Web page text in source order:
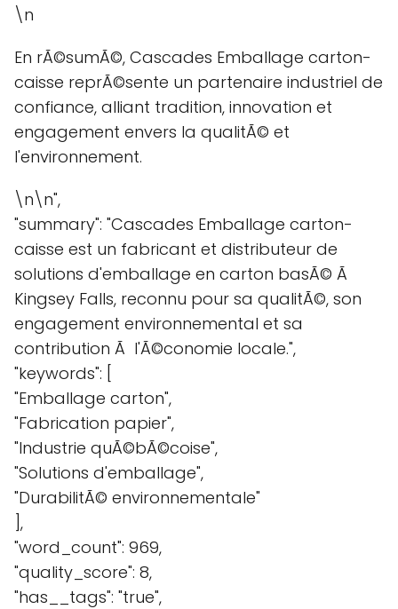
\n
En rÃ©sumÃ©, Cascades Emballage carton-
caisse reprÃ©sente un partenaire industriel de
confiance, alliant tradition, innovation et
engagement envers la qualitÃ© et
l'environnement.
\n\n",
"summary": "Cascades Emballage carton-
caisse est un fabricant et distributeur de
solutions d'emballage en carton basÃ© Ã
Kingsey Falls, reconnu pour sa qualitÃ©, son
engagement environnemental et sa
contribution Ã l'Ã©conomie locale.",
"keywords": [
"Emballage carton",
"Fabrication papier",
"Industrie quÃ©bÃ©coise",
"Solutions d'emballage",
"DurabilitÃ© environnementale"
],
"word_count": 969,
"quality_score": 8,
"has__tags": "true",